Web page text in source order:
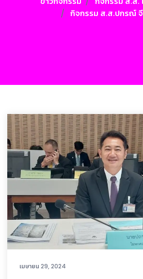
กิจกรรม ส.ส.​ปกรณ์
เมษายน 29, 2024